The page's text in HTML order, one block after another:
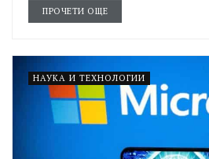
ПРОЧЕТИ ОЩЕ
НАУКА И ТЕХНОЛОГИИ